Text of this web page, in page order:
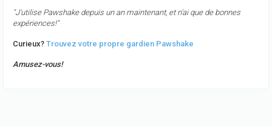
"J'utilise Pawshake depuis un an maintenant, et n'ai que de bonnes
expériences!"
Curieux? Trouvez votre propre gardien Pawshake
Amusez-vous!